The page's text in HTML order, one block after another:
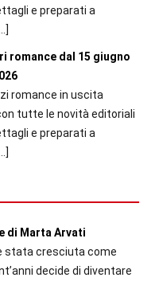
e preparati a
romance dal 15 giugno
romance in uscita
tutte le novità editoriali
e preparati a
di Marta Arvati
stata cresciuta come
decide di diventare